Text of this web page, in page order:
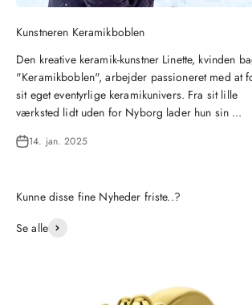
Kunstneren Keramikboblen
Den kreative keramik-kunstner Linette, kvinden
"Keramikboblen", arbejder passioneret med at
sit eget eventyrlige keramikunivers. Fra sit lille
værksted lidt uden for Nyborg lader hun sin ...
14. jan. 2025
Se alle